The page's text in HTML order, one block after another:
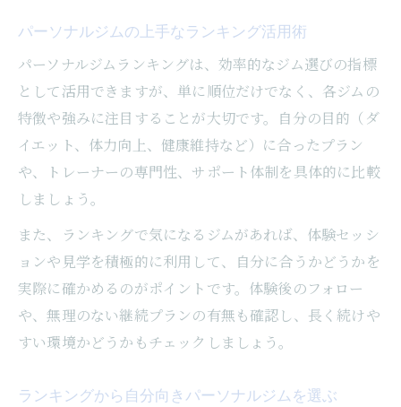
パーソナルジムの上手なランキング活用術
パーソナルジムランキングは、効率的なジム選びの指標
として活用できますが、単に順位だけでなく、各ジムの
特徴や強みに注目することが大切です。自分の目的（ダ
イエット、体力向上、健康維持など）に合ったプラン
や、トレーナーの専門性、サポート体制を具体的に比較
しましょう。
また、ランキングで気になるジムがあれば、体験セッシ
ョンや見学を積極的に利用して、自分に合うかどうかを
実際に確かめるのがポイントです。体験後のフォロー
や、無理のない継続プランの有無も確認し、長く続けや
すい環境かどうかもチェックしましょう。
ランキングから自分向きパーソナルジムを選ぶ